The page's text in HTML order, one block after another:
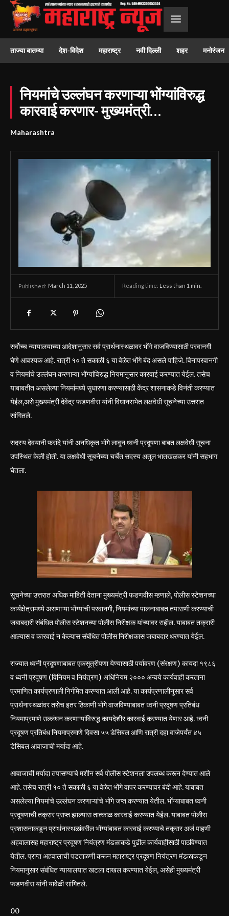
ताज्या बातम्या देश-विदेश महाराष्ट्र नवी दिल्ली शहर मनोरंजन
नियमांचे उल्लंघन करणाऱ्या भोंग्यांविरुद्ध
कारवाई करणार- मुख्यमंत्री…
Maharashtra
Published: March 11, 2025 Reading time: Less than 1 min.
सर्वोच्च न्यायालयाच्या आदेशानुसार सर्व प्रार्थनास्थळावर भोंगे वाजविण्यासाठी परवानगी
घेणे आवश्यक आहे. रात्री १० ते सकाळी ६ या वेळेत भोंगे बंद असले पाहिजे. विनापरवानगी
व नियमांचे उल्लंघन करणाऱ्या भोंग्यांविरुद्ध नियमानुसार कारवाई करण्यात येईल. तसेच
याबाबतीत असलेल्या नियमांमध्ये सुधारणा करण्यासाठी केंद्र शासनाकडे विनंती करण्यात
येईल,असे मुख्यमंत्री देवेंद्र फडणवीस यांनी विधानसभेत लक्षवेधी सूचनेच्या उत्तरात
सांगितले.
सदस्य देवयानी फरांदे यांनी अनधिकृत भोंगे लावून ध्वनी प्रदूषणा बाबत लक्षवेधी सूचना
उपस्थित केली होती. या लक्षवेधी सूचनेच्या चर्चेत सदस्य अतुल भातखळकर यांनी सहभाग
घेतला.
सूचनेच्या उत्तरात अधिक माहिती देताना मुख्यमंत्री फडणवीस म्हणाले, पोलीस स्टेशनच्या
कार्यक्षेत्रामध्ये असणाऱ्या भोंग्यांची परवानगी, नियमांच्या पालनाबाबत तपासणी करण्याची
जबाबदारी संबंधित पोलीस स्टेशनच्या पोलीस निरीक्षक यांच्यावर राहील. याबाबत तक्रारी
आल्यास व कारवाई न केल्यास संबंधित पोलीस निरीक्षकास जबाबदार धरण्यात येईल.
राज्यात ध्वनी प्रदूषणाबाबत एकसूत्रीपणा येण्यासाठी पर्यावरण (संरक्षण) कायदा १९८६
व ध्वनी प्रदूषण (विनियम व नियंत्रण) अधिनियम २००० अन्वये कार्यवाही करताना
प्रमाणित कार्यप्रणाली निर्गमित करण्यात आली आहे. या कार्यप्रणालीनुसार सर्व
प्रार्थनास्थळांवर तसेच इतर ठिकाणी भोंगे वाजविण्याबाबत ध्वनी प्रदूषण प्रतिबंध
नियमाप्रमाणे उल्लंघन करणाऱ्यांविरुद्ध कायदेशीर कारवाई करण्यात येणार आहे. ध्वनी
प्रदूषण प्रतिबंध नियमाप्रमाणे दिवसा ५५ डेसिबल आणि रात्री दहा वाजेपर्यंत ४५
डेसिबल आवाजाची मर्यादा आहे.
आवाजाची मर्यादा तपासण्याचे मशीन सर्व पोलीस स्टेशनला उपलब्ध करून देण्यात आले
आहे. तसेच रात्री १० ते सकाळी ६ या वेळेत भोंगे वापर करण्यावर बंदी आहे. याबाबत
असलेल्या नियमांचे उल्लंघन करणाऱ्यांचे भोंगे जप्त करण्यात येतील. भोंग्याबाबत ध्वनी
प्रदूषणाची तक्रार प्राप्त झाल्यास तात्काळ कारवाई करण्यात येईल. याबाबत पोलीस
प्रशासनाकडून प्रार्थनास्थळांवरील भोंग्यांबाबत कारवाई करण्याचे तक्रार अर्ज पाहणी
अहवालासह महाराष्ट्र प्रदूषण नियंत्रण मंडळाकडे पुढील कार्यवाहीसाठी पाठविण्यात
येतील. प्राप्त अहवालाची पडताळणी करून महाराष्ट्र प्रदूषण नियंत्रण मंडळाकडून
नियमानुसार संबंधित न्यायालयात खटला दाखल करण्यात येईल, असेही मुख्यमंत्री
फडणवीस यांनी यावेळी सांगितले.
00